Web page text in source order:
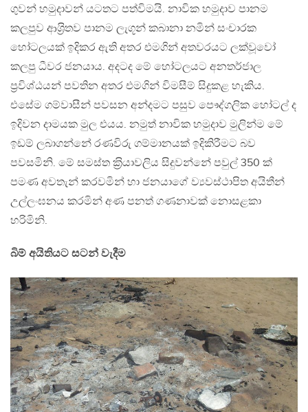
ගුවන් හමුදාවන් යටතට පත්විමයි. නාවික හමුදාව පානම
කලපුව ආශ‍්‍රිතව පානම ලැගූන් කබානා නමින් සංචාරක
හෝටලයක් ඉදිකර ඇති අතර එමගින් අතවරයට ලක්වූවෝ
කලපු ධීවර ජනයාය. අදටද මේ හෝටලයට අනතර්ජාල
ප‍්‍රවිශ්ඨයන් පවතින අතර එමගින් විමසීම් සිදුකළ හැකිය.
එසේම ගම්වාසීන් පවසන අන්දමට පසුව පෞද්ගලික හෝටල් ද
ඉදිවන දාමයක මුල එයය. නමුත් නාවික හමුදාව මුලින්ම මේ
ඉඩම් ලබාගන්නේ රණවිරු ගම්මානයක් ඉදිකිරීමට බව
පවසමිනි. මේ සමස්ත ක‍්‍රියාවලිය සිදුවන්නේ පවුල් 350 ක්
පමණ අවතැන් කරවමින් හා ජනයාගේ ව්‍යවස්ථාපිත අයිතීන්
උල්ලංඝනය කරමින් අණ පනත් ගණනාවක් නොසළකා
හරිමිනි.
බිම් අයිතියට සටන් වැදීම